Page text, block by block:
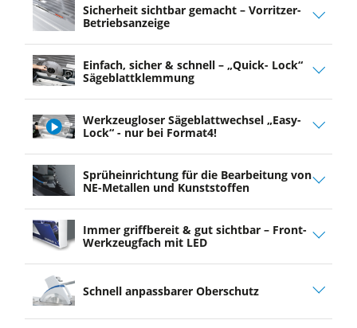
Sicherheit sichtbar gemacht – Vorritzer-
Betriebsanzeige
Einfach, sicher & schnell – „Quick- Lock“
Sägeblattklemmung
play
video
Werkzeugloser Sägeblattwechsel „Easy-
Lock“ - nur bei Format4!
Sprüheinrichtung für die Bearbeitung von
NE-Metallen und Kunststoffen
Immer griffbereit & gut sichtbar – Front-
Werkzeugfach mit LED
Schnell anpassbarer Oberschutz